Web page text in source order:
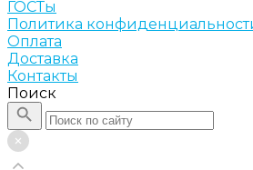
ГОСТы
Политика
Оплата
Доставка
Контакты
Поиск